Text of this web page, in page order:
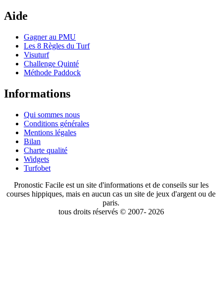
Aide
Gagner au PMU
Les 8 Règles du Turf
Visuturf
Challenge Quinté
Méthode Paddock
Informations
Qui sommes nous
Conditions générales
Mentions légales
Bilan
Charte qualité
Widgets
Turfobet
Pronostic Facile est un site d'informations et de conseils sur les
courses hippiques, mais en aucun cas un site de jeux d'argent ou de
paris.
tous droits réservés © 2007- 2026